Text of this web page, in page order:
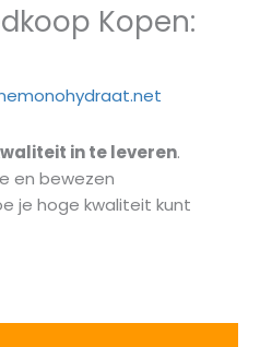
Kopen:
in te leveren.
en bewezen
je hoge kwaliteit kunt